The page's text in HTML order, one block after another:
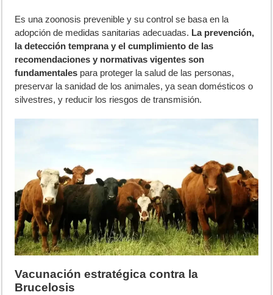
Es una zoonosis prevenible y su control se basa en la
adopción de medidas sanitarias adecuadas. La prevención,
la detección temprana y el cumplimiento de las
recomendaciones y normativas vigentes son
fundamentales para proteger la salud de las personas,
preservar la sanidad de los animales, ya sean domésticos o
silvestres, y reducir los riesgos de transmisión.
Vacunación estratégica contra la
Brucelosis